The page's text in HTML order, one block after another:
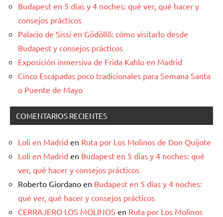
Budapest en 5 días y 4 noches: qué ver, qué hacer y
consejos prácticos
Palacio de Sissi en Gödöllő: cómo visitarlo desde
Budapest y consejos prácticos
Exposición inmersiva de Frida Kahlo en Madrid
Cinco Escapadas poco tradicionales para Semana Santa
o Puente de Mayo
COMENTARIOS RECIENTES
Loli en Madrid en Ruta por Los Molinos de Don Quijote
Loli en Madrid en Budapest en 5 días y 4 noches: qué
ver, qué hacer y consejos prácticos
Roberto Giordano en Budapest en 5 días y 4 noches:
qué ver, qué hacer y consejos prácticos
CERRAJERO LOS MOLINOS en Ruta por Los Molinos